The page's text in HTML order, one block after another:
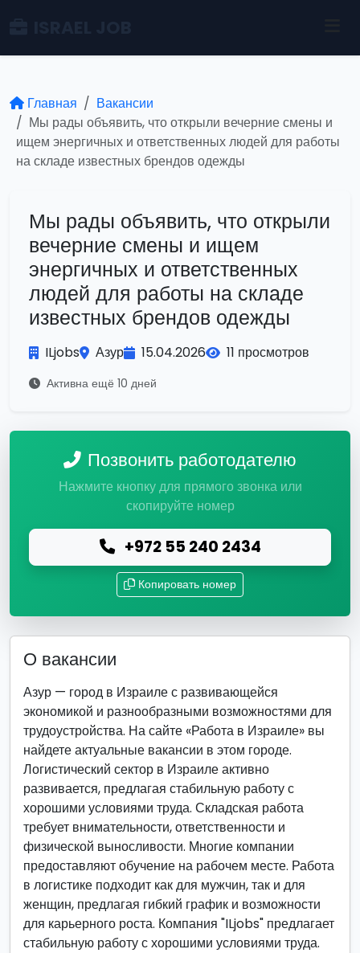
Главная
Вакансии
Мы рады объявить, что открыли вечерние смены и
ищем энергичных и ответственных людей для работы
на складе известных брендов одежды
Мы рады объявить, что открыли
вечерние смены и ищем
энергичных и ответственных
людей для работы на складе
известных брендов одежды
ILjobs Азур 15.04.2026 11 просмотров
Активна ещё 10 дней
Позвонить работодателю
Нажмите кнопку для прямого звонка или
скопируйте номер
+972 55 240 2434
Копировать номер
О вакансии
Азур — город в Израиле с развивающейся
экономикой и разнообразными возможностями для
трудоустройства. На сайте «Работа в Израиле» вы
найдете актуальные вакансии в этом городе.
Логистический сектор в Израиле активно
развивается, предлагая стабильную работу с
хорошими условиями труда. Складская работа
требует внимательности, ответственности и
физической выносливости. Многие компании
предоставляют обучение на рабочем месте. Работа
в логистике подходит как для мужчин, так и для
женщин, предлагая гибкий график и возможности
для карьерного роста. Компания "ILjobs" предлагает
стабильную работу с хорошими условиями труда.